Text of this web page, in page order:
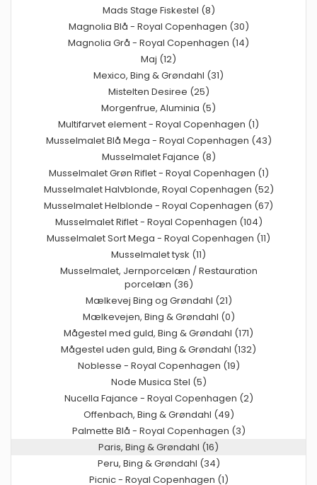
Mads Stage Fiskestel (8)
Magnolia Blå - Royal Copenhagen (30)
Magnolia Grå - Royal Copenhagen (14)
Maj (12)
Mexico, Bing & Grøndahl (31)
Mistelten Desiree (25)
Morgenfrue, Aluminia (5)
Multifarvet element - Royal Copenhagen (1)
Musselmalet Blå Mega - Royal Copenhagen (43)
Musselmalet Fajance (8)
Musselmalet Grøn Riflet - Royal Copenhagen (1)
Musselmalet Halvblonde, Royal Copenhagen (52)
Musselmalet Helblonde - Royal Copenhagen (67)
Musselmalet Riflet - Royal Copenhagen (104)
Musselmalet Sort Mega - Royal Copenhagen (11)
Musselmalet tysk (11)
Musselmalet, Jernporcelæn / Restauration
porcelæn (36)
Mælkevej Bing og Grøndahl (21)
Mælkevejen, Bing & Grøndahl (0)
Mågestel med guld, Bing & Grøndahl (171)
Mågestel uden guld, Bing & Grøndahl (132)
Noblesse - Royal Copenhagen (19)
Node Musica Stel (5)
Nucella Fajance - Royal Copenhagen (2)
Offenbach, Bing & Grøndahl (49)
Palmette Blå - Royal Copenhagen (3)
Paris, Bing & Grøndahl (16)
Peru, Bing & Grøndahl (34)
Picnic - Royal Copenhagen (1)